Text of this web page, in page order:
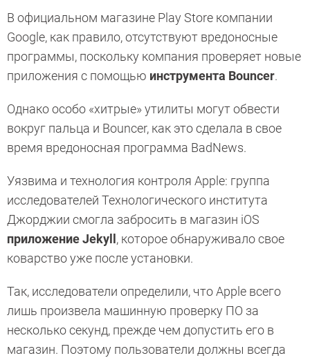
В официальном магазине Play Store компании
Google, как правило, отсутствуют вредоносные
программы, поскольку компания проверяет новые
приложения с помощью инструмента Bouncer.
Однако особо «хитрые» утилиты могут обвести
вокруг пальца и Bouncer, как это сделала в свое
время вредоносная программа BadNews.
Уязвима и технология контроля Apple: группа
исследователей Технологического института
Джорджии смогла забросить в магазин iOS
приложение Jekyll , которое обнаруживало свое
коварство уже после установки.
Так, исследователи определили, что Apple всего
лишь произвела машинную проверку ПО за
несколько секунд, прежде чем допустить его в
магазин. Поэтому пользователи должны всегда